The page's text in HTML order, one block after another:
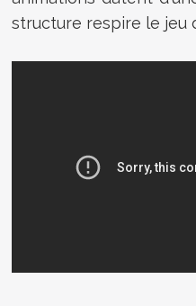
structure respire le jeu